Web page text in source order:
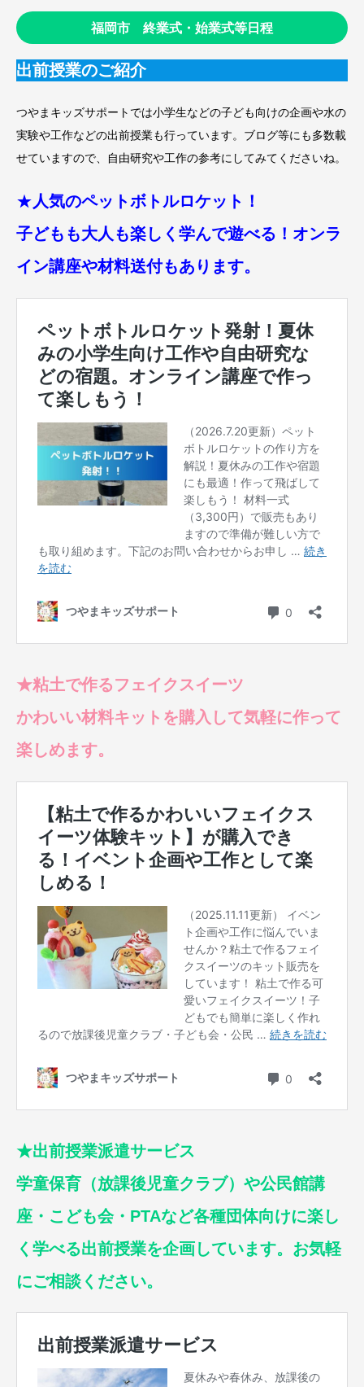
福岡市 終業式・始業式等日程
出前授業のご紹介
つやまキッズサポートでは小学生などの子ども向けの企画や水の
実験や工作などの出前授業も行っています。ブログ等にも多数載
せていますので、自由研究や工作の参考にしてみてくださいね。
★ 人気のペットボトルロケット！
子どもも大人も楽しく学んで遊べる！オンラ
イン講座や材料送付もあります。
★粘土で作るフェイクスイーツ
かわいい材料キットを購入して気軽に作って
楽しめます。
★出前授業派遣サービス
学童保育（放課後児童クラブ）や公民館講
座・こども会・PTAなど各種団体向けに楽し
く学べる出前授業を企画しています。お気軽
にご相談ください。